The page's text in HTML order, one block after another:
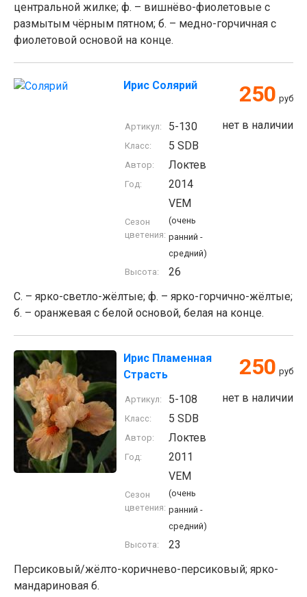
центральной жилке; ф. – вишнёво-фиолетовые с
размытым чёрным пятном; б. – медно-горчичная с
фиолетовой основой на конце.
Ирис Солярий 250 руб
нет в наличии
Артикул: 5-130
Класс: 5 SDB
Автор: Локтев
Год: 2014
Сезон
цветения:
VEM
(очень
ранний -
средний)
Высота:
26
С. – ярко-светло-жёлтые; ф. – ярко-горчично-жёлтые;
б. – оранжевая с белой основой, белая на конце.
Ирис Пламенная
Страсть
250 руб
нет в наличии
Артикул: 5-108
Класс: 5 SDB
Автор: Локтев
Год: 2011
Сезон
цветения:
VEM
(очень
ранний -
средний)
Высота:
23
Персиковый/жёлто-коричнево-персиковый; ярко-
мандариновая б.